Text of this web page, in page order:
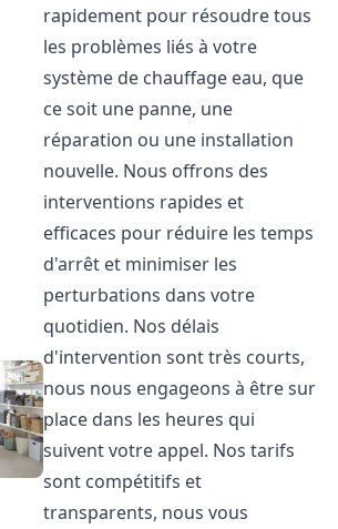
rapidement pour résoudre tous
les problèmes liés à votre
système de chauffage eau, que
ce soit une panne, une
réparation ou une installation
nouvelle. Nous offrons des
interventions rapides et
efficaces pour réduire les temps
d'arrêt et minimiser les
perturbations dans votre
quotidien. Nos délais
d'intervention sont très courts,
nous nous engageons à être sur
place dans les heures qui
suivent votre appel. Nos tarifs
sont compétitifs et
transparents, nous vous